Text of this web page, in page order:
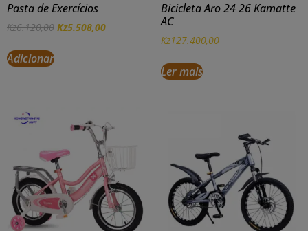
Pasta de Exercícios
Kz6.120,00 Kz5.508,00
Adicionar
Bicicleta Aro 24 26 Kamatte
AC
Kz127.400,00
Ler mais